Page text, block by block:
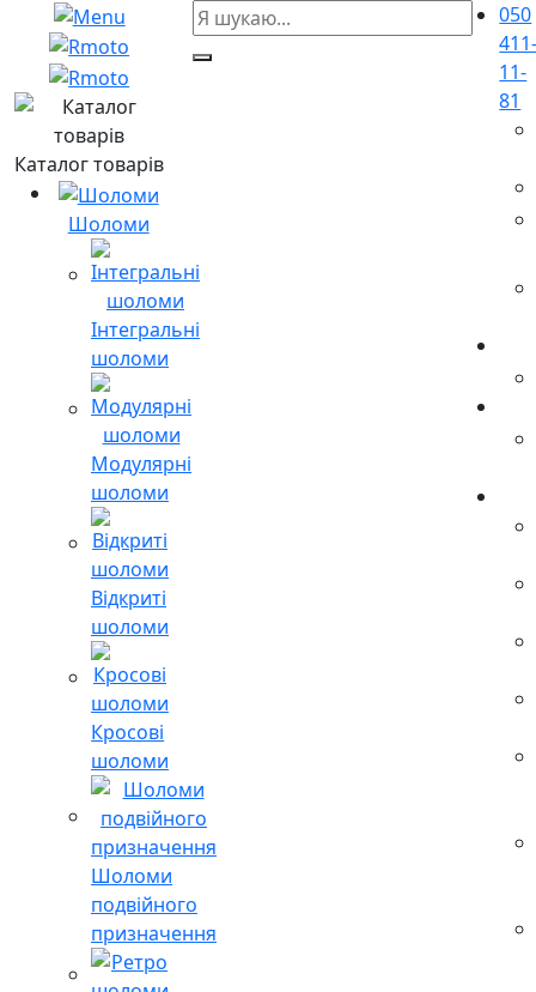
Каталог товарів
Шоломи
Інтегральні
шоломи
Модулярні
шоломи
Відкриті
шоломи
Кросові
шоломи
Шоломи
подвійного
призначення
050
11-
81